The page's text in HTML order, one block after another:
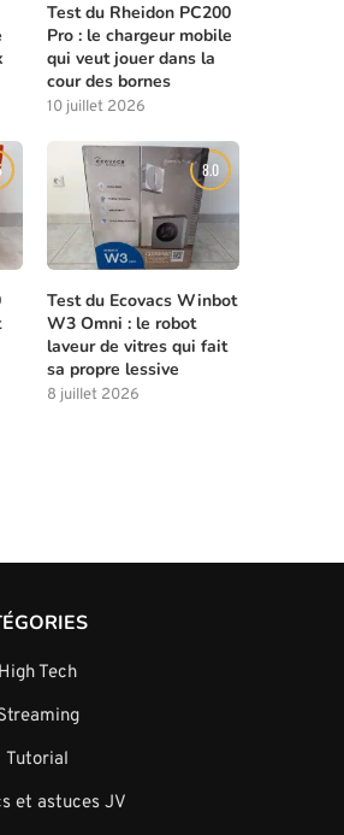
Test du Rheidon PC200
Pro : le chargeur mobile
qui veut jouer dans la
cour des bornes
10 juillet 2026
8.0
Test du Ecovacs Winbot
W3 Omni : le robot
laveur de vitres qui fait
sa propre lessive
8 juillet 2026
Tech
Tutorial
et astuces JV